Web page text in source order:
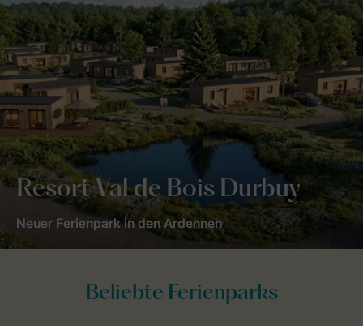
Resort Val de Bois Durbuy
Neuer Ferienpark in den Ardennen